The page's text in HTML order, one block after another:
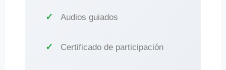
Audios guiados
Certificado de participación